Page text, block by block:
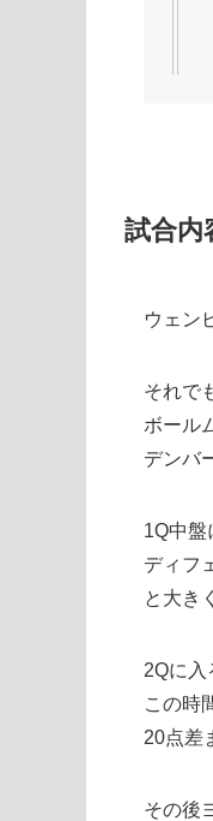
試合内
ウェン
それで
ボール
デンバ
1Q中盤
ディフ
と大き
2Qに入
この時
20点差
その後